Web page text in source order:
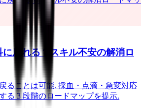
戻れる？スキル不安の解消ロ
ることは可能. 採血・点滴・急変対応
る 3 段階のロードマップを提示.